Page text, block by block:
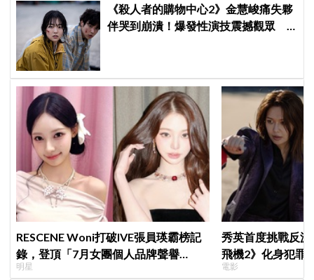
《殺人者的購物中心2》金慧峻痛失夥
伴哭到崩潰！爆發性演技震撼觀眾
RESCENE Woni打破IVE張員瑛霸榜記
錄，登頂「7月女團個人品牌聲譽
榜」！魔性迷因「巨濟呀吼」全網瘋
明星
秀英首度挑戰反
飛機2》化身犯罪
電影